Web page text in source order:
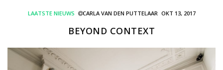
LAATSTE NIEUWS CARLA VAN DEN PUTTELAAR OKT 13, 2017
BEYOND CONTEXT